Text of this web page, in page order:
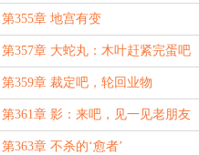
第355章 地宫有变
第357章 大蛇丸：木叶赶紧完蛋吧
第359章 裁定吧，轮回业物
第361章 影：来吧，见一见老朋友
吧
第363章 不杀的‘愈者’